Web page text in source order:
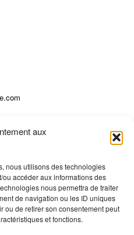
aux
nous utilisons des technologies
accéder aux informations des
nous permettra de traiter
de navigation ou les ID uniques
ou de retirer son consentement peut
et fonctions.
EN DIRECT !